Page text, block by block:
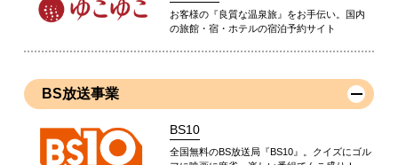
お客様の『良質な温泉旅』をお手伝い。国内
の旅館・宿・ホテルの宿泊予約サイト
BS放送事業
BS10
全国無料のBS放送局『BS10』。クイズにゴル